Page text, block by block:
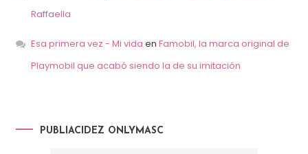
Raffaella
Esa primera vez - Mi vida en Famobil, la marca original de
Playmobil que acabó siendo la de su imitación
PUBLIACIDEZ ONLYMASC